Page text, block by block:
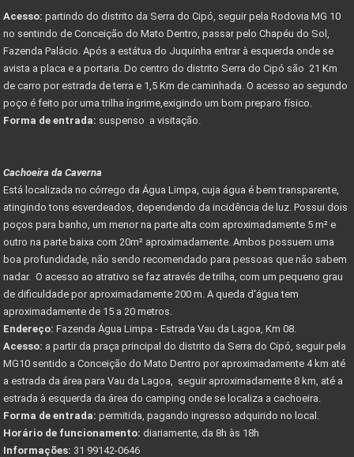
Acesso: partindo do distrito da Serra do Cipó, seguir pela Rodovia MG 10
no sentindo de Conceição do Mato Dentro, passar pelo Chapéu do Sol,
Fazenda Palácio. Após a estátua do Juquinha entrar à esquerda onde se
avista a placa e a portaria. Do centro do distrito Serra do Cipó são 21 Km
de carro por estrada de terra e 1,5 Km de caminhada. O acesso ao segundo
poço é feito por uma trilha íngrime,exigindo um bom preparo físico.
Forma de entrada: suspenso a visitação.
Cachoeira da Caverna
Está localizada no córrego da Água Limpa, cuja água é bem transparente,
atingindo tons esverdeados, dependendo da incidência de luz. Possui dois
poços para banho, um menor na parte alta com aproximadamente 5 m² e
outro na parte baixa com 20m² aproximadamente. Ambos possuem uma
boa profundidade, não sendo recomendado para pessoas que não sabem
nadar. O acesso ao atrativo se faz através de trilha, com um pequeno grau
de dificuldade por aproximadamente 200 m. A queda d'água tem
aproximadamente de 15 a 20 metros.
Endereço: Fazenda Água Limpa - Estrada Vau da Lagoa, Km 08.
Acesso: a partir da praça principal do distrito da Serra do Cipó, seguir pela
MG10 sentido a Conceição do Mato Dentro por aproximadamente 4 km até
a estrada da área para Vau da Lagoa, seguir aproximadamente 8 km, até a
estrada à esquerda da área do camping onde se localiza a cachoeira.
Forma de entrada: permitida, pagando ingresso adquirido no local.
Horário de funcionamento: diariamente, da 8h às 18h
Informações: 31 99142-0646